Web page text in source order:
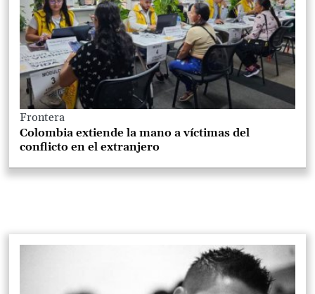
Frontera
Colombia extiende la mano a víctimas del
conflicto en el extranjero